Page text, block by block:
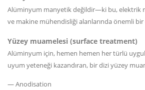
Alüminyum manyetik değildir—ki bu, elektrik
ve makine mühendisliği alanlarında önemli
Yüzey muamelesi (surface treatment)
Alüminyum için, hemen hemen her türlü
uyum yeteneği kazandıran, bir dizi yüzey
— Anodisation